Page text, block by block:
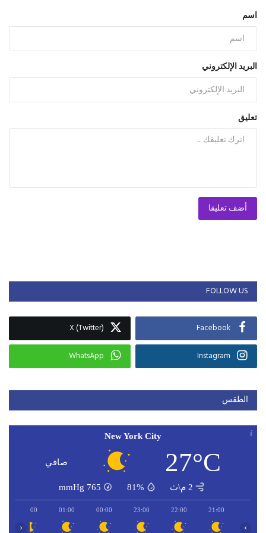
اسم
البريد الإلكتروني
تعليق
أضف تعليقا
FOLLOW US
Facebook
X (Twitter)
Instagram
WhatsApp
الطقس
New York City
27°C صافي
2 م\ث 81%
765
mmHg
21:00
22:00
23:00
00:00
01:00
02:00
‹ ›